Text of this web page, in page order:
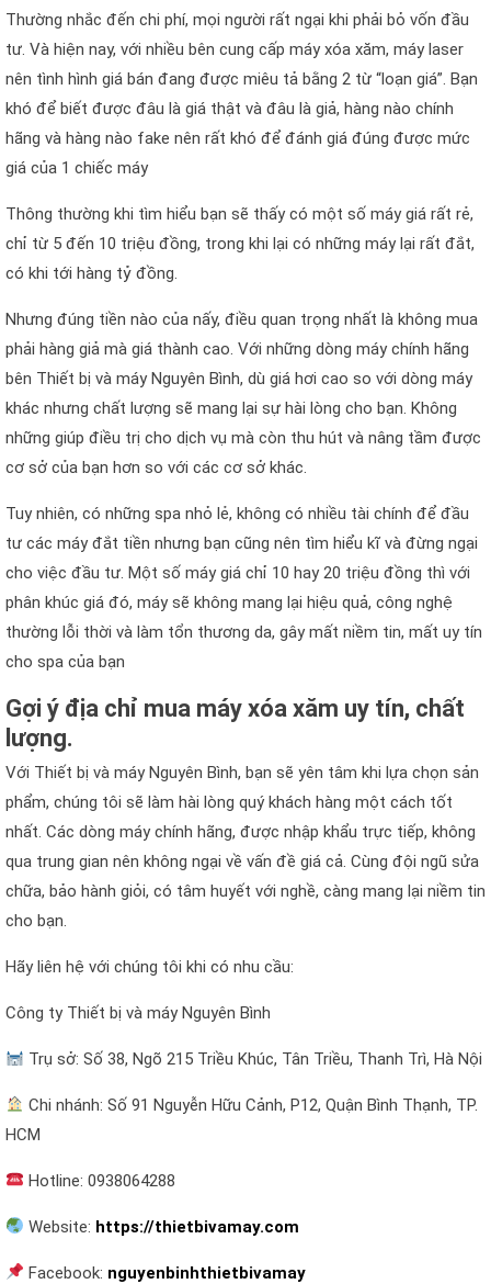
Thường nhắc đến chi phí, mọi người rất ngại khi phải bỏ vốn đầu
tư. Và hiện nay, với nhiều bên cung cấp máy xóa xăm, máy laser
nên tình hình giá bán đang được miêu tả bằng 2 từ “loạn giá”. Bạn
khó để biết được đâu là giá thật và đâu là giả, hàng nào chính
hãng và hàng nào fake nên rất khó để đánh giá đúng được mức
giá của 1 chiếc máy
Thông thường khi tìm hiểu bạn sẽ thấy có một số máy giá rất rẻ,
chỉ từ 5 đến 10 triệu đồng, trong khi lại có những máy lại rất đắt,
có khi tới hàng tỷ đồng.
Nhưng đúng tiền nào của nấy, điều quan trọng nhất là không mua
phải hàng giả mà giá thành cao. Với những dòng máy chính hãng
bên Thiết bị và máy Nguyên Bình, dù giá hơi cao so với dòng máy
khác nhưng chất lượng sẽ mang lại sự hài lòng cho bạn. Không
những giúp điều trị cho dịch vụ mà còn thu hút và nâng tầm được
cơ sở của bạn hơn so với các cơ sở khác.
Tuy nhiên, có những spa nhỏ lẻ, không có nhiều tài chính để đầu
tư các máy đắt tiền nhưng bạn cũng nên tìm hiểu kĩ và đừng ngại
cho việc đầu tư. Một số máy giá chỉ 10 hay 20 triệu đồng thì với
phân khúc giá đó, máy sẽ không mang lại hiệu quả, công nghệ
thường lỗi thời và làm tổn thương da, gây mất niềm tin, mất uy tín
cho spa của bạn
Gợi ý địa chỉ mua máy xóa xăm uy tín, chất
lượng.
Với Thiết bị và máy Nguyên Bình, bạn sẽ yên tâm khi lựa chọn sản
phẩm, chúng tôi sẽ làm hài lòng quý khách hàng một cách tốt
nhất. Các dòng máy chính hãng, được nhập khẩu trực tiếp, không
qua trung gian nên không ngại về vấn đề giá cả. Cùng đội ngũ sửa
chữa, bảo hành giỏi, có tâm huyết với nghề, càng mang lại niềm tin
cho bạn.
Hãy liên hệ với chúng tôi khi có nhu cầu:
Công ty Thiết bị và máy Nguyên Bình
Trụ sở: Số 38, Ngõ 215 Triều Khúc, Tân Triều, Thanh Trì, Hà Nội
Chi nhánh: Số 91 Nguyễn Hữu Cảnh, P12, Quận Bình Thạnh, TP.
HCM
Hotline: 0938064288
Website: https://thietbivamay.com
Facebook: nguyenbinhthietbivamay